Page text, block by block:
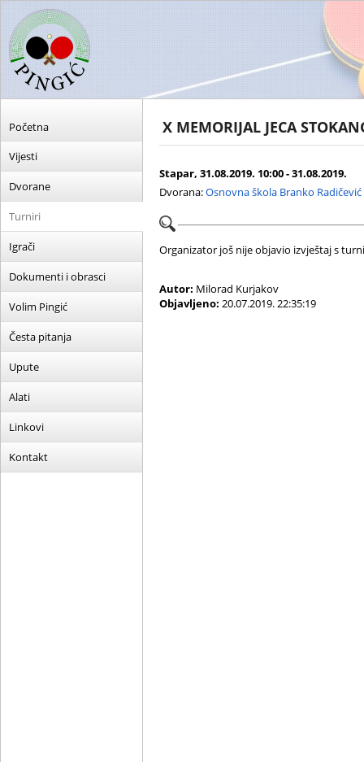
Početna
Vijesti
Dvorane
Turniri
Igrači
Dokumenti i obrasci
Volim Pingić
Česta pitanja
Upute
Alati
Linkovi
Kontakt
X MEMORIJAL JECA
Stapar, 31.08.2019. 10:00 - 31.08.2019.
Dvorana:Osnovna škola Branko Radičević
Organizator još nije objavio izvještaj s
Autor: Milorad Kurjakov
Objavljeno: 20.07.2019. 22:35:19